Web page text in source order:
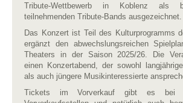
Tribute-Wettbewerb in Koblenz als
teilnehmenden Tribute-Bands ausgezeichnet.
Das Konzert ist Teil des Kulturprogramms
ergänzt den abwechslungsreichen
Theaters in der Saison 2025/26. Die
einen Konzertabend, der sowohl
als auch jüngere Musikinteressierte
Tickets im Vorverkauf gibt es bei